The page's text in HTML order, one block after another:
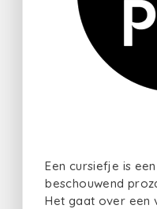
Een cursiefje is
beschouwend
Het gaat over een